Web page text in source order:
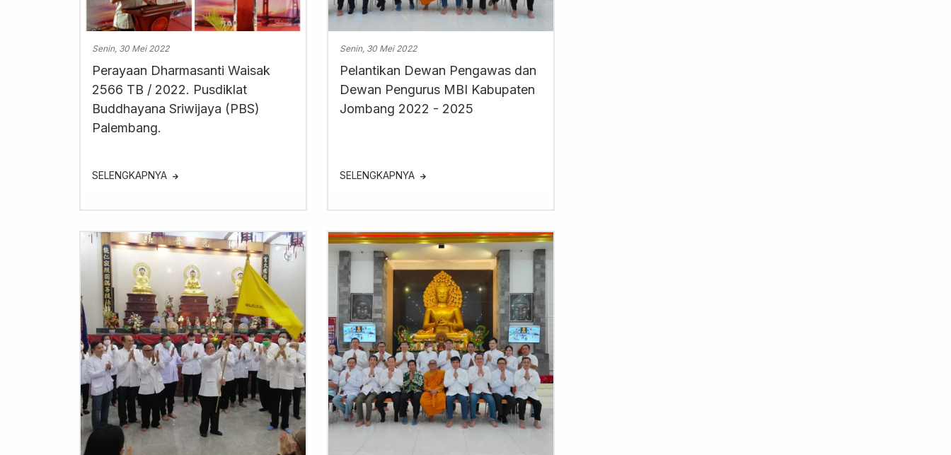
Senin, 30 Mei 2022
Perayaan Dharmasanti Waisak
2566 TB / 2022. Pusdiklat
Buddhayana Sriwijaya (PBS)
Palembang.
SELENGKAPNYA
Senin, 30 Mei 2022
Pelantikan Dewan Pengawas dan
Dewan Pengurus MBI Kabupaten
Jombang 2022 - 2025
SELENGKAPNYA